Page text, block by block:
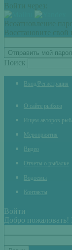
Войти через:
Всоатновление
Восстановите свой
Поиск
Вход/Регистрация
О сайте рыбхоз
Ищем авторов
Мероприятия
Видео
Отчеты о рыбалке
Водоемы
Контакты
Войти
Добро